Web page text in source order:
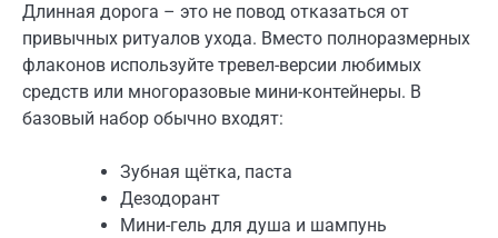
Длинная дорога – это не повод отказаться от
привычных ритуалов ухода. Вместо полноразмерных
флаконов используйте тревел-версии любимых
средств или многоразовые мини-контейнеры. В
базовый набор обычно входят:
Зубная щётка, паста
Дезодорант
Мини-гель для душа и шампунь